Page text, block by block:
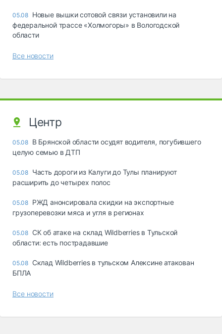
05.08 Новые вышки сотовой связи установили на
федеральной трассе «Холмогоры» в Вологодской
области
Все новости
Центр
05.08 В Брянской области осудят водителя, погубившего
целую семью в ДТП
05.08 Часть дороги из Калуги до Тулы планируют
расширить до четырех полос
05.08 РЖД анонсировала скидки на экспортные
грузоперевозки мяса и угля в регионах
05.08 СК об атаке на склад Wildberries в Тульской
области: есть пострадавшие
05.08 Склад Wildberries в тульском Алексине атакован
БПЛА
Все новости